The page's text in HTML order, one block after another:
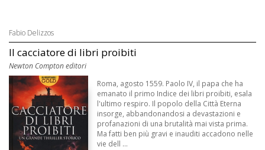
Fabio Delizzos
Il cacciatore di libri proibiti
Newton Compton editori
Roma, agosto 1559. Paolo IV, il papa che ha
emanato il primo Indice dei libri proibiti, esala
l'ultimo respiro. Il popolo della Città Eterna
insorge, abbandonandosi a devastazioni e
profanazioni di una brutalità mai vista prima.
Ma fatti ben più gravi e inauditi accadono nelle
vie dell ...